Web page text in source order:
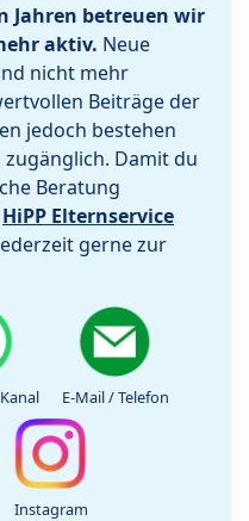
Jahren betreuen wir
aktiv. Neue
nicht mehr
Beiträge der
jedoch bestehen
Damit du
Beratung
HiPP Elternservice
gerne zur
E-Mail / Telefon
Instagram